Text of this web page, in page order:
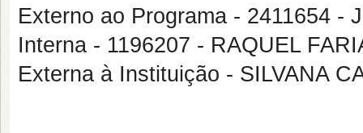
Externo ao Programa - 2411654 -
Interna - 1196207 - RAQUEL
Externa à Instituição - SILVANA